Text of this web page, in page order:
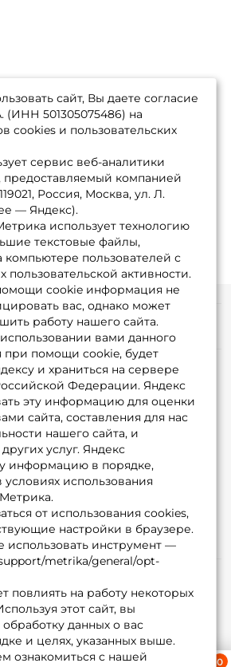
сайт, Вы даете согласие
(ИНН 501305075486) на
cookies и пользовательских
сервис веб-аналитики
предоставляемый компанией
Россия, Москва, ул. Л.
— Яндекс).
использует технологию
текстовые файлы,
пользователей с
пользовательской активности.
cookie информация не
вас, однако может
работу нашего сайта.
вами данного
при помощи cookie, будет
и храниться на сервере
Федерации. Яндекс
эту информацию для оценки
сайта, составления для нас
нашего сайта, и
услуг. Яндекс
информацию в порядке,
использования
от использования cookies,
настройки в браузере.
инструмент —
metrika/general/opt-
повлиять на работу некоторых
этот сайт, вы
данных о вас
и целях, указанных выше.
ознакомиться с нашей
2009-2026
О магазине
Доставка
Оплата
Fox-bonus
Гуру
программа
88
д.7